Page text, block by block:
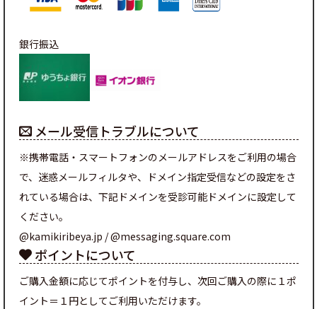
銀行振込
メール受信トラブルについて
※携帯電話・スマートフォンのメールアドレスをご利用の場合
で、迷惑メールフィルタや、ドメイン指定受信などの設定をさ
れている場合は、下記ドメインを受診可能ドメインに設定して
ください。
@kamikiribeya.jp / @messaging.square.com
ポイントについて
ご購入金額に応じてポイントを付与し、次回ご購入の際に１ポ
イント＝１円としてご利用いただけます。